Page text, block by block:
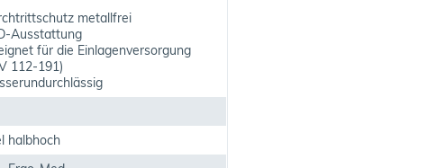
metallfrei
Ausstattung
für die Einlagenversorgung
112-191)
halbhoch